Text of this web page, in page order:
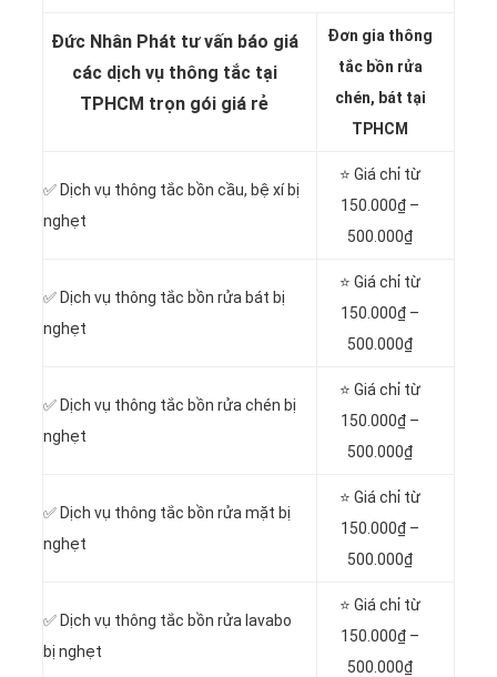
Đức Nhân Phát tư vấn báo giá
các dịch vụ thông tắc tại
TPHCM trọn gói giá rẻ
Đơn gia thông
tắc bồn rửa
chén, bát tại
TPHCM
✅ Dịch vụ thông tắc bồn cầu, bệ xí bị
nghẹt
⭐ Giá chỉ từ
150.000₫ –
500.000₫
✅ Dịch vụ thông tắc bồn rửa bát bị
nghẹt
⭐ Giá chỉ từ
150.000₫ –
500.000₫
✅ Dịch vụ thông tắc bồn rửa chén bị
nghẹt
⭐ Giá chỉ từ
150.000₫ –
500.000₫
✅ Dịch vụ thông tắc bồn rửa mặt bị
nghẹt
⭐ Giá chỉ từ
150.000₫ –
500.000₫
✅ Dịch vụ thông tắc bồn rửa lavabo
bị nghẹt
⭐ Giá chỉ từ
150.000₫ –
500.000₫